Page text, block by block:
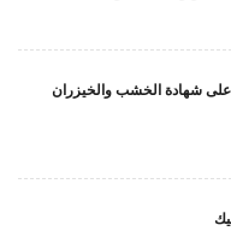
شهادة الخشب والخيزران